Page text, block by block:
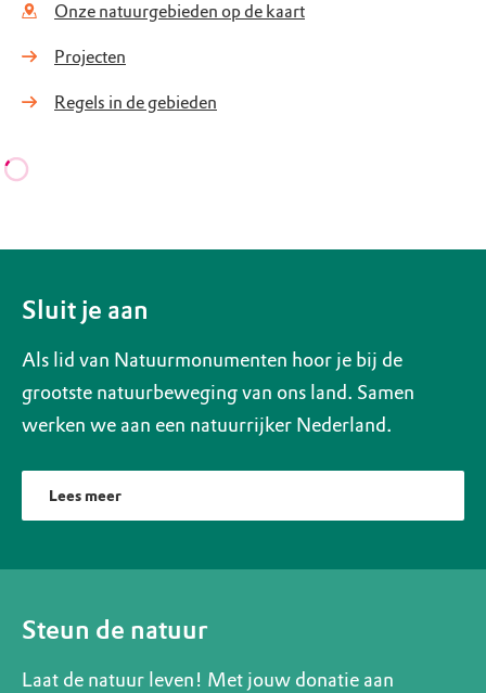
Onze natuurgebieden op de kaart
Projecten
Regels in de gebieden
Sluit je aan
Als lid van Natuurmonumenten hoor je bij de
grootste natuurbeweging van ons land. Samen
werken we aan een natuurrijker Nederland.
Lees meer
Steun de natuur
Laat de natuur leven! Met jouw donatie aan